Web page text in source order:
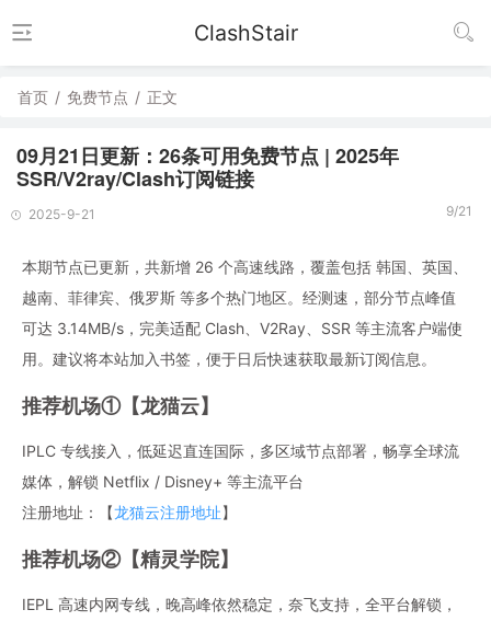
ClashStair
首页 / 免费节点 / 正文
09月21日更新：26条可用免费节点 | 2025年
SSR/V2ray/Clash订阅链接
2025-9-21 9/21
本期节点已更新，共新增 26 个高速线路，覆盖包括 韩国、英国、
越南、菲律宾、俄罗斯 等多个热门地区。经测速，部分节点峰值
可达 3.14MB/s，完美适配 Clash、V2Ray、SSR 等主流客户端使
用。建议将本站加入书签，便于日后快速获取最新订阅信息。
推荐机场①【龙猫云】
IPLC 专线接入，低延迟直连国际，多区域节点部署，畅享全球流
媒体，解锁 Netflix / Disney+ 等主流平台
注册地址：【龙猫云注册地址】
推荐机场②【精灵学院】
IEPL 高速内网专线，晚高峰依然稳定，奈飞支持，全平台解锁，